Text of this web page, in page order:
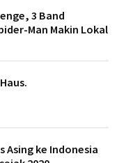
3 Band
Man Makin Lokal
Asing ke Indonesia